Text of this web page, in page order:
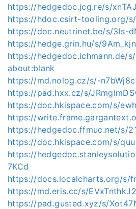
https://hedgedoc.jcg.re/s/
https://hdoc.csirt-tooling.org/s/
https://doc.neutrinet.be/s/3ls-
https://hedge.grin.hu/s/
https://hedgedoc.ichmann.de/s/
about:blank
https://md.nolog.cz/s/-
https://pad.hxx.cz/s/
https://doc.hkispace.com/s/
https://
https://hedgedoc.ffmuc.net/s/
https://doc.hkispace.com/s/
https://
7KCd
https://docs.localcharts.org/s/
https://md.eris.cc/s/EVxTnthkJ2
https://pad.gusted.xyz/s/